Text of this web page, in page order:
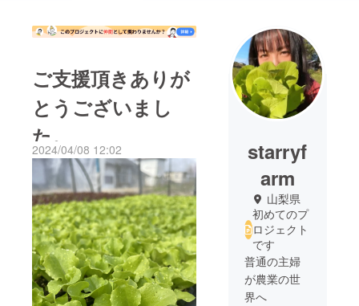
ご支援頂きありが
とうございまし
た。
2024/04/08 12:02
starryf
arm
山梨県
初めてのプ
ロジェクト
です
普通の主婦
が農業の世
界へ